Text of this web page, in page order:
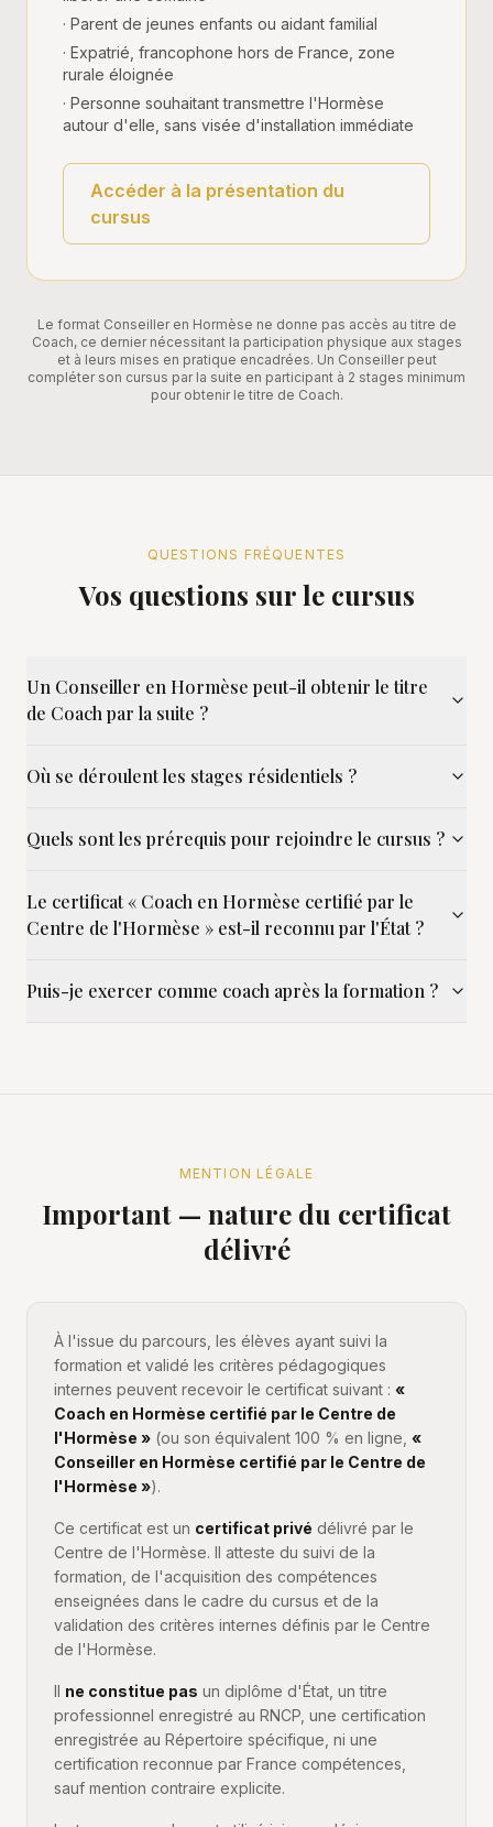
· Parent de jeunes enfants ou aidant familial
· Expatrié, francophone hors de France, zone
rurale éloignée
· Personne souhaitant transmettre l'Hormèse
autour d'elle, sans visée d'installation immédiate
Accéder à la présentation du
cursus
Le format Conseiller en Hormèse ne donne pas accès au titre de
Coach, ce dernier nécessitant la participation physique aux stages
et à leurs mises en pratique encadrées. Un Conseiller peut
compléter son cursus par la suite en participant à 2 stages minimum
pour obtenir le titre de Coach.
QUESTIONS FRÉQUENTES
Vos questions sur le cursus
Un Conseiller en Hormèse peut-il obtenir le titre
de Coach par la suite ?
Où se déroulent les stages résidentiels ?
Quels sont les prérequis pour rejoindre le cursus ?
Le certificat « Coach en Hormèse certifié par le
Centre de l'Hormèse » est-il reconnu par l'État ?
Puis-je exercer comme coach après la formation ?
MENTION LÉGALE
Important — nature du certificat
délivré
À l'issue du parcours, les élèves ayant suivi la
formation et validé les critères pédagogiques
internes peuvent recevoir le certificat suivant : «
Coach en Hormèse certifié par le Centre de
l'Hormèse » (ou son équivalent 100 % en ligne, «
Conseiller en Hormèse certifié par le Centre de
l'Hormèse »).
Ce certificat est un certificat privé délivré par le
Centre de l'Hormèse. Il atteste du suivi de la
formation, de l'acquisition des compétences
enseignées dans le cadre du cursus et de la
validation des critères internes définis par le Centre
de l'Hormèse.
Il ne constitue pas un diplôme d'État, un titre
professionnel enregistré au RNCP, une certification
enregistrée au Répertoire spécifique, ni une
certification reconnue par France compétences,
sauf mention contraire explicite.